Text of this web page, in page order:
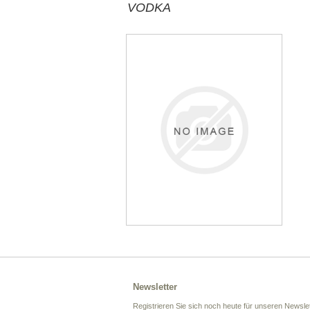
VODKA
Newsletter
Registrieren Sie sich noch heute für unseren